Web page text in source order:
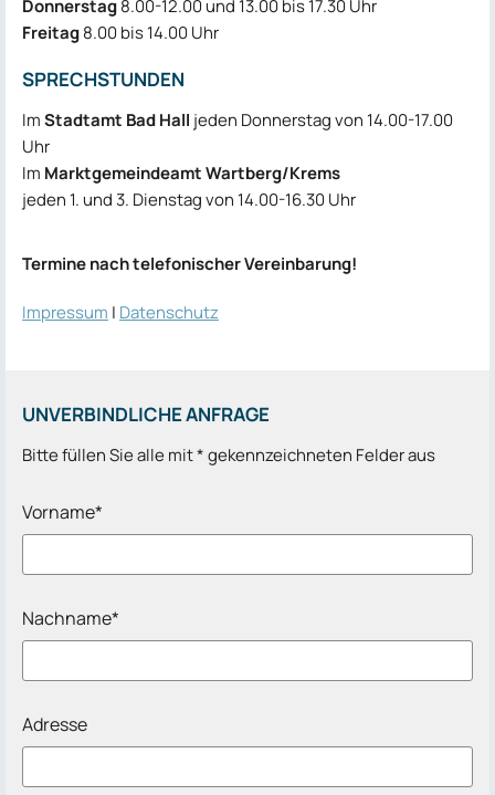
Donnerstag8.00-12.00 und 13.00 bis 17.30 Uhr
Freitag8.00 bis 14.00 Uhr
SPRECH­STUNDEN
ImStadtamt Bad Hall jeden Donnerstag von 14.00-17.00
Uhr
Im Marktgemeindeamt Wartberg/Krems
jeden 1. und 3. Dienstag von 14.00-16.30 Uhr
Termine nach telefonischer Vereinbarung!
Impressum | Datenschutz
UNVERBINDLICHE ANFRAGE
Bitte füllen Sie alle mit * gekennzeichneten Felder aus
Vorname*
Nachname*
Adresse